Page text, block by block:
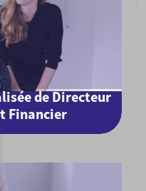
de Directeur
Financier